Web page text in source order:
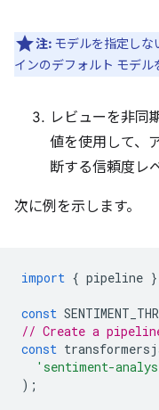
注: モデルを指定しな
インのデフォルト モデル
レビューを非同
値を使用して、
断する信頼度レ
次に例を示します。
import { pipeline }
const
// Create a
const
'sentiment-
);